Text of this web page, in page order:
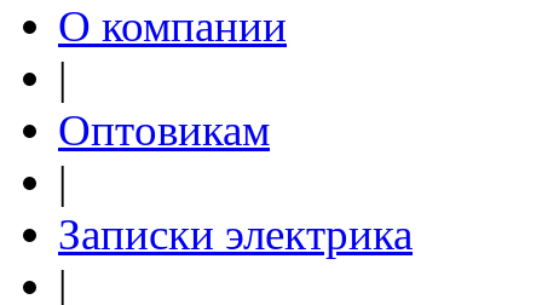
О компании
|
Оптовикам
|
Записки электрика
|